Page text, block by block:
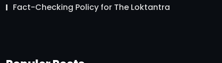
Fact-Checking Policy for The Loktantra